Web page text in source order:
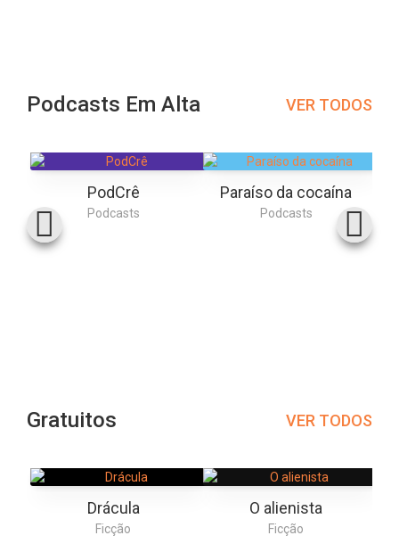
Podcasts Em Alta VER TODOS
PodCrê
Podcasts
Paraíso da cocaína
Podcasts
Gratuitos VER TODOS
Drácula
Ficção
O alienista
Ficção